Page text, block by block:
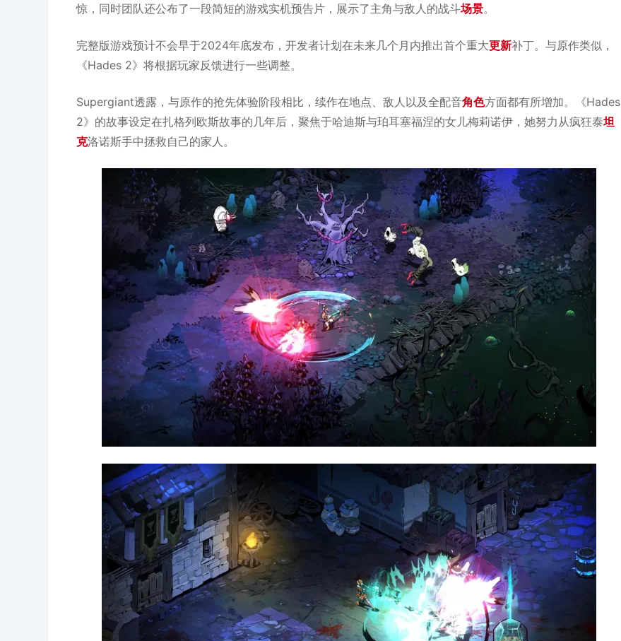
惊，同时团队还公布了一段简短的游戏实机预告片，展示了主角与敌人的战斗场景。
完整版游戏预计不会早于2024年底发布，开发者计划在未来几个月内推出首个重大更新补丁。与原作类似，
《Hades 2》将根据玩家反馈进行一些调整。
Supergiant透露，与原作的抢先体验阶段相比，续作在地点、敌人以及全配音角色方面都有所增加。《Hades
2》的故事设定在扎格列欧斯故事的几年后，聚焦于哈迪斯与珀耳塞福涅的女儿梅莉诺伊，她努力从疯狂泰坦
克洛诺斯手中拯救自己的家人。